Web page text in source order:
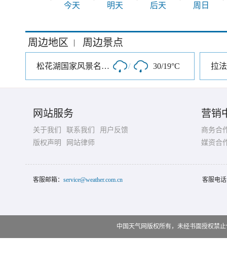
今天 明天 后天 周日
周边地区 | 周边景点
松花湖国家风景名胜区 / 30/19°C 拉
网站服务
关于我们 联系我们
用户反馈
版权声明
网站律师
营销
商务合
媒资合
客服邮箱： service@weather.com.cn 客服电
中国天气网版权所有，未经书面授权